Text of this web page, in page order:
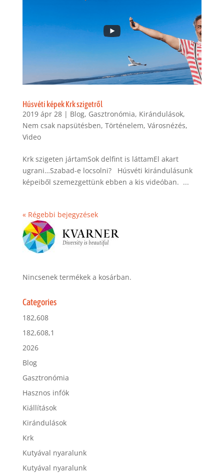
Húsvéti képek Krk szigetről
2019 ápr 28| Blog, Gasztronómia, Kirándulások,
Nem csak napsütésben, Történelem, Városnézés,
Video
Krk szigeten jártamSok delfint is láttamEl akart
ugrani…Szabad-e locsolni? Húsvéti kirándulásunk
képeiből szemezgettünk ebben a kis videóban. ...
« Régebbi bejegyzések
Nincsenek termékek a kosárban.
Categories
182,608
182,608,1
2026
Blog
Gasztronómia
Hasznos infók
Kiállítások
Kirándulások
Krk
Kutyával nyaralunk
Kutyával nyaralunk